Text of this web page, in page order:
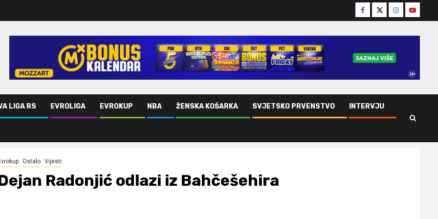
Facebook
TwitterInstagram
Youtube
LIGA RS EVROLIGA EVROKUP NBA ŽENSKA KOŠARKA SVJETSKO PRVENSTVO INTERVJU
Ostalo Vijesti
Radonjić odlazi iz Bahčešehira